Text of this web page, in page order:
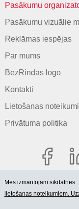
Pasākumu
Pasākumu vizuālie
Reklāmas iespējas
Par mums
BezRindas logo
Kontakti
Lietošanas noteikumi
Privātuma politika
© 2006-
Mēs izmantojam
lietošanas noteikumiem.